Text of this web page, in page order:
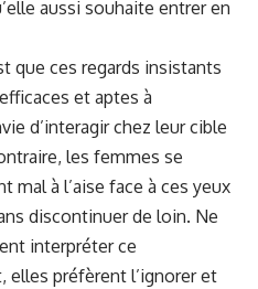
aussi souhaite entrer en
que ces regards insistants
et aptes à
d’interagir chez leur cible
les femmes se
mal à l’aise face à ces yeux
discontinuer de loin. Ne
interpréter ce
elles préfèrent l’ignorer et